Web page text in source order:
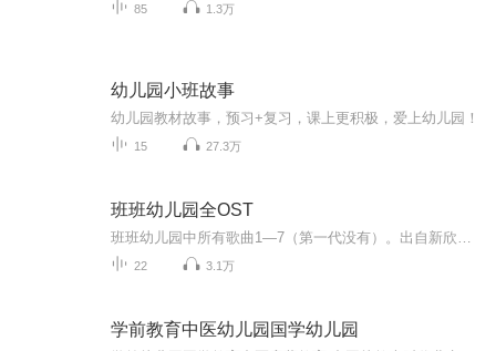
85 1.3万
幼儿园小班故事
幼儿园教材故事，预习+复习，课上更积极，爱上幼儿园！
15 27.3万
班班幼儿园全OST
22 3.1万
学前教育中医幼儿园国学幼儿园